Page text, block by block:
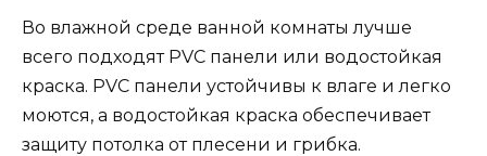
Во влажной среде ванной комнаты лучше
всего подходят PVC панели или водостойкая
краска. PVC панели устойчивы к влаге и легко
моются, а водостойкая краска обеспечивает
защиту потолка от плесени и грибка.